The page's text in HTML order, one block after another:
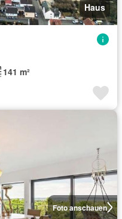
Haus
141 m²
Foto anschauen